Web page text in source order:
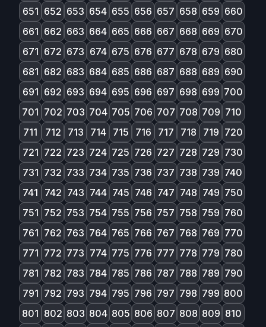
651 652 653 654 655 656 657 658 659 660
661 662 663 664 665 666 667 668 669 670
671 672 673 674 675 676 677 678 679 680
681 682 683 684 685 686 687 688 689 690
691 692 693 694 695 696 697 698 699 700
701 702 703 704 705 706 707 708 709 710
711
712 713 714 715 716 717 718 719 720
721 722 723 724 725 726 727 728 729 730
731 732 733 734 735 736 737 738 739 740
741
742 743 744 745 746 747 748 749 750
751 752 753 754 755 756 757 758 759 760
761 762 763 764 765 766 767 768 769 770
771 772 773 774 775 776 777 778 779 780
781 782 783 784 785 786 787 788 789 790
791 792 793 794 795 796 797 798 799 800
801 802 803 804 805 806 807 808 809 810